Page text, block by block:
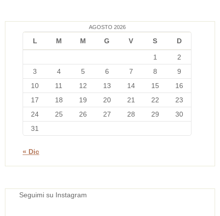
AGOSTO 2026
L M M G V S D
1
2
3
4 5 6 7 8
9
10
11 12 13 14 15
16
17
18 19 20 21 22
23
24
25 26 27 28 29
30
31
« Dic
Seguimi su Instagram